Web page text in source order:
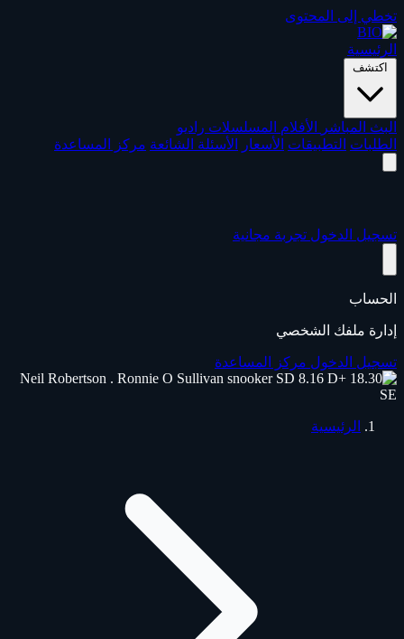
تخطي إلى المحتوى
الرئيسية
اكتشف
البث المباشر الأفلام المسلسلات راديو
الطلبات التطبيقات الأسعار الأسئلة الشائعة مركز المساعدة
تسجيل الدخول تجربة مجانية
الحساب
إدارة ملفك الشخصي
تسجيل الدخول مركز المساعدة
الرئيسية